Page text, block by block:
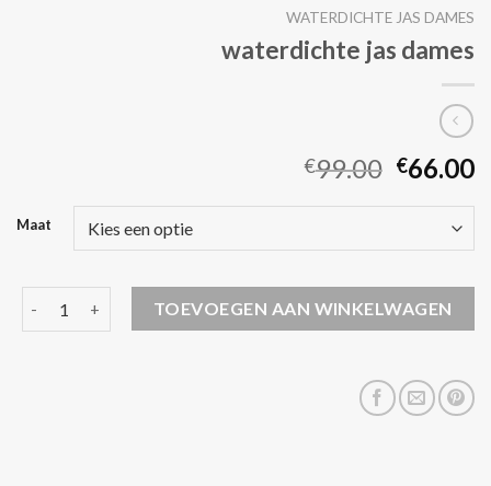
WATERDICHTE JAS DAMES
waterdichte jas dames
€99.00 €66.00
Maat
waterdichte jas dames aantalTOEVOEGEN AAN WINKELWAGEN